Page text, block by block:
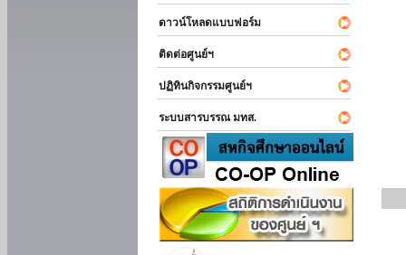
ดาวน์โหลดแบบฟอร์ม
ติดต่อศูนย์ฯ
ปฏิทินกิจกรรมศูนย์ฯ
ระบบสารบรรณ มทส.